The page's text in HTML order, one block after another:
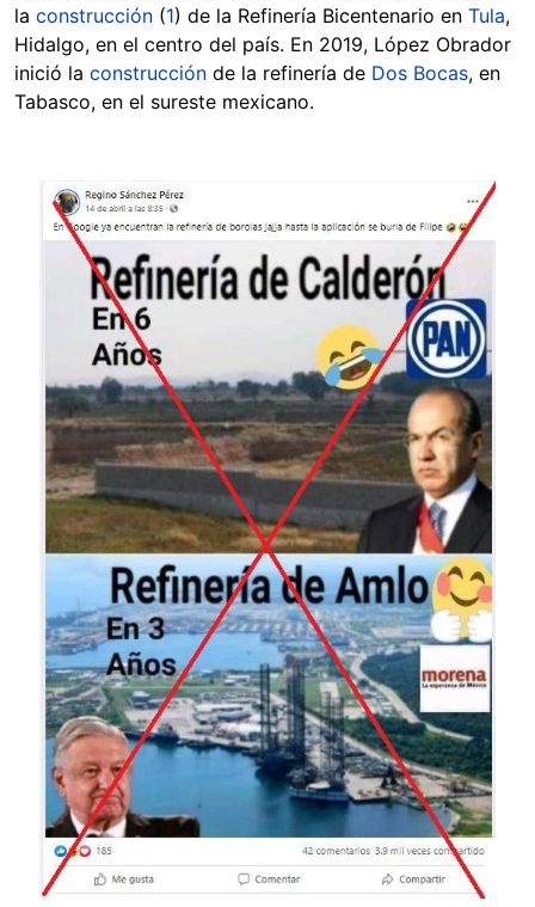
la construcción (1) de la Refinería Bicentenario en Tula,
Hidalgo, en el centro del país. En 2019, López Obrador
inició la construcción de la refinería de Dos Bocas, en
Tabasco, en el sureste mexicano.
Image